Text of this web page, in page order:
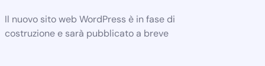
Il nuovo sito web WordPress è in fase di
costruzione e sarà pubblicato a breve